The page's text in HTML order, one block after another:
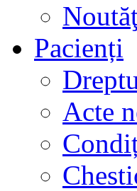
Pacienți
Acte